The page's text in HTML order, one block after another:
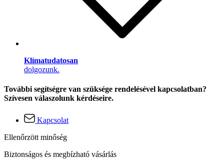
Klímatudatosan
dolgozunk.
További segítségre van szüksége rendelésével kapcsolatban?
Szívesen válaszolunk kérdéseire.
Kapcsolat
Ellenőrzött minőség
Biztonságos és megbízható vásárlás